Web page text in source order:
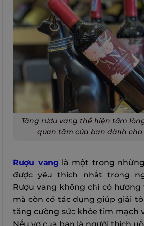
Tặng rượu vang thể hiện tấm
quan tâm của bạn dành cho
Rượu vang là một trong
được yêu thích nhất trong
Rượu vang không chỉ có hương
mà còn có tác dụng giúp giải
tăng cường sức khỏe tim mạch
Nếu vợ của bạn là người thích